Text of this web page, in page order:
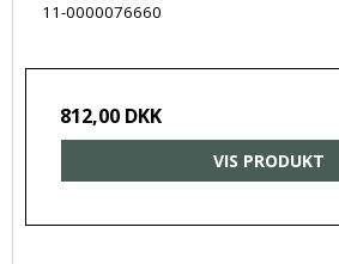
11-0000076660
812,00 DKK
VIS PRODUKT